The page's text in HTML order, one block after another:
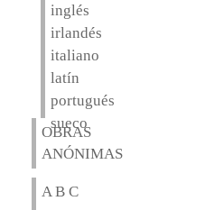
inglés
irlandés
italiano
latín
portugués
sueco
OBRAS
ANÓNIMAS
A B C